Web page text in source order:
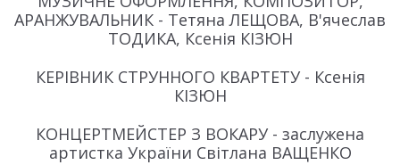
АРАНЖУВАЛЬНИК - Тетяна ЛЕЩОВА, В'ячеслав
ТОДИКА, Ксенія КІЗЮН
КЕРІВНИК СТРУННОГО КВАРТЕТУ - Ксенія
КІЗЮН
КОНЦЕРТМЕЙСТЕР З ВОКАРУ - заслужена
артистка України Світлана ВАЩЕНКО